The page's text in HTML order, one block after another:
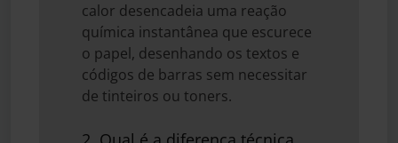
calor desencadeia uma reação
química instantânea que escurece
o papel, desenhando os textos e
códigos de barras sem necessitar
de tinteiros ou toners.